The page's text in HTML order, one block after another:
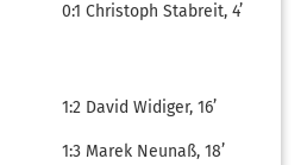
0:1 Christoph Stabreit, 4’
1:2 David Widiger, 16’
1:3 Marek Neunaß, 18’